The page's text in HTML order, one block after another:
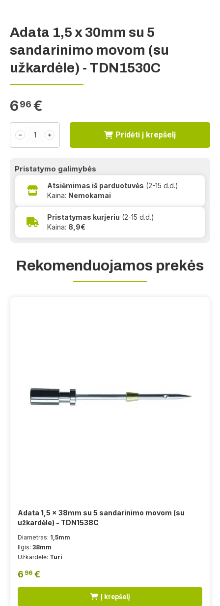
Adata 1,5 x 30mm su 5
sandarinimo movom (su
užkardėle) - TDN1530C
696 €
﹣ ﹢ Pridėti į krepšelį
Pristatymo galimybės
Atsiėmimas iš parduotuvės (2-15 d.d.)
Kaina: Nemokamai
Pristatymas kurjeriu (2-15 d.d.)
Kaina: 8,9€
Rekomenduojamos prekės
Adata 1,5 x 38mm su 5 sandarinimo movom (su
užkardėle) - TDN1538C
Diametras: 1,5mm
Ilgis: 38mm
Užkardėlė: Turi
6 96 €
Į krepšelį